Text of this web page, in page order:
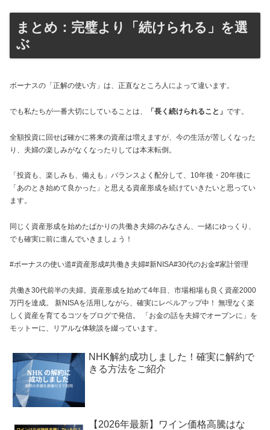
まとめ：完璧より「続けられる」を選
ぶ
ボーナスの「正解の使い方」は、正直なところ人によって違います。
でも私たちが一番大切にしていることは、 「長く続けられること」 です。
全額投資に回せば確かに将来の資産は増えますが、今の生活が苦しくなった
り、夫婦の楽しみがなくなったりしては本末転倒。
「投資も、楽しみも、備えも」バランスよく配分して、10年後・20年後に
「あのとき始めて良かった」と思える資産形成を続けていきたいと思ってい
ます。
同じく資産形成を始めたばかりの共働き夫婦のみなさん、一緒にゆっくり、
でも確実に前に進んでいきましょう！
#ボーナスの使い道#資産形成#共働き夫婦#新NISA#30代のお金#家計管理
共働き30代前半の夫婦。資産形成を始めて4年目、市場相場も良く資産2000
万円を達成。 新NISAを活用しながら、確実にレベルアップ中！ 無理なく楽
しく資産を育てるコツをブログで発信。 「お金の話を夫婦でオープンに」を
モットーに、リアルな体験談を綴っています。
NHK解約成功しました！確実に解約で
きる方法をご紹介
【2026年最新】ワイン価格高騰はな